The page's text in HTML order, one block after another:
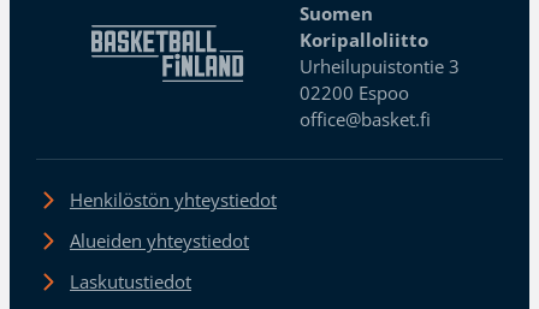
Suomen
Koripalloliitto
Urheilupuistontie 3
02200 Espoo
office@basket.fi
Henkilöstön yhteystiedot
Alueiden yhteystiedot
Laskutustiedot